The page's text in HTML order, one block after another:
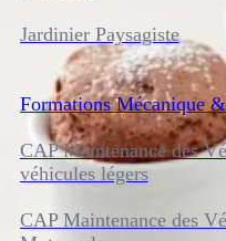
Jardinier Paysagiste
Formations Mécanique
CAP Maintenance des
véhicules légers
CAP Maintenance des